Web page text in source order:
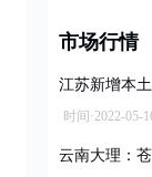
市场行情
江苏新增本
时间·2022-
云南大理：